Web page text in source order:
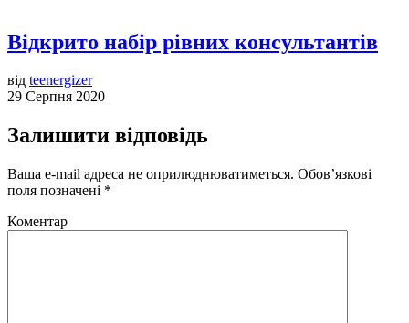
Відкрито набір рівних консультантів
від teenergizer
29 Серпня 2020
Залишити відповідь
Ваша e-mail адреса не оприлюднюватиметься. Обов’язкові
поля позначені *
Коментар